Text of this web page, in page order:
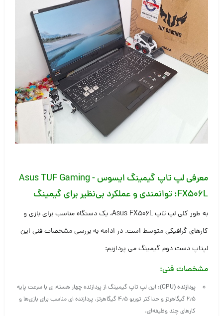
معرفی لپ تاپ گیمینگ
ایسوس Asus TUF Gaming -
FX506L: ت
وانمندی و عملکرد بی‌نظیر برای گیمینگ
به طور کلی لپ‌ تاپ Asus FX506L، یک دستگاه مناسب برای بازی و
کارهای گرافیکی متوسط است. در ادامه به بررسی مشخصات فنی این
لپتاپ دست دوم گیمینگ می پردازیم:
مشخصات فنی:
پردازنده (CPU)
: این لپ تاپ گیمینگ از پردازنده چهار هسته‌ا ی با سرعت پایه
۲٫۵ گیگاهرتز و حداکثر توربو ۴٫۵ گیگاهرتز. پردازنده ای مناسب برای بازی‌ها و
کارهای چند وظیفه‌ای.